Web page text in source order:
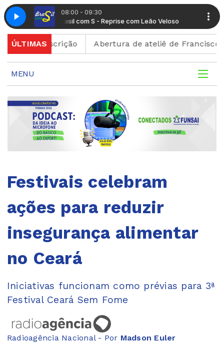
08:00 - 09:30
Veloso Brasil com S - Reprise com Leão Veloso
ÚLTIMAS
de inscrição Abertura de ateliê de Francisco
MENU
Festivais celebram
ações para reduzir
insegurança alimentar
no Ceará
Iniciativas funcionam como prévias para 3ª
Festival Ceará Sem Fome
Radioagência Nacional - Por Madson Euler